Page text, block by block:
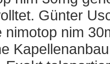
Günter
nimotop nim